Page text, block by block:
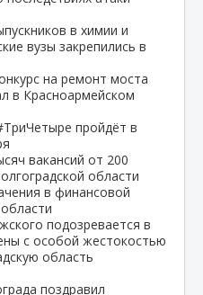
в химии и
вузы закрепились в
на ремонт моста
в Красноармейском
пройдёт в
вакансий от 200
области
в финансовой
подозревается в
с особой жестокостью
область
поздравил